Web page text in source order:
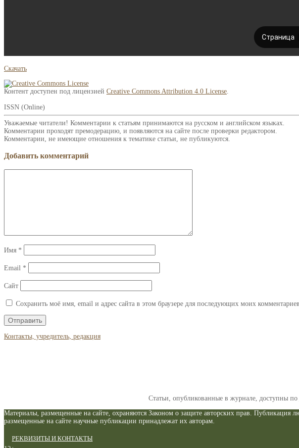
Скачать
Контент доступен под лицензией Creative Commons Attribution 4.0 License
ISSN (Online)
Уважаемые читатели! Комментарии к статьям принимаются на русском и английском языках.
Комментарии проходят премодерацию, и появляются на сайте после проверки редактором.
Комментарии, не имеющие отношения к тематике статьи, не публикуются.
Добавить комментарий
Имя *
Email *
Сайт
Сохранить моё имя, email и адрес сайта в этом браузере для последующих моих комментариев.
Контакты, учредитель, редакция
Статьи, опубликованные в журнале, доступны по
Материалы, размещенные на сайте, охраняются Законом о защите авторских прав. Публикация
размещенные на сайте научные публикации принадлежат их авторам.
РЕКВИЗИТЫ И КОНТАКТЫ